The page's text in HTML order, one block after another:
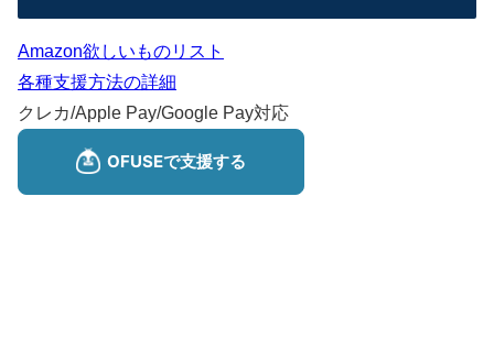
Amazon欲しいものリスト
各種支援方法の詳細
クレカ/Apple Pay/Google Pay対応